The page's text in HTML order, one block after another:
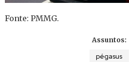
Fonte: PMMG.
Assuntos:
pégasus